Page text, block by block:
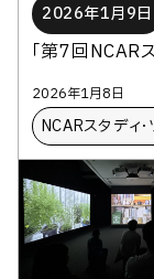
「第7回NCAR
2026年1月9日
2026年1月8日
NCARスタディ